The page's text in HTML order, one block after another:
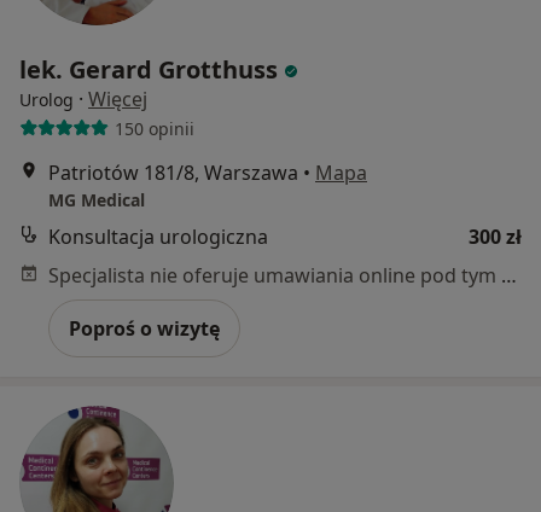
lek. Gerard Grotthuss
Urolog · Więcej
150 opinii
Patriotów 181/8, Warszawa • Mapa
MG Medical
Konsultacja urologiczna
300 zł
Specjalista nie oferuje umawiania online pod tym adresem.
Poproś o wizytę